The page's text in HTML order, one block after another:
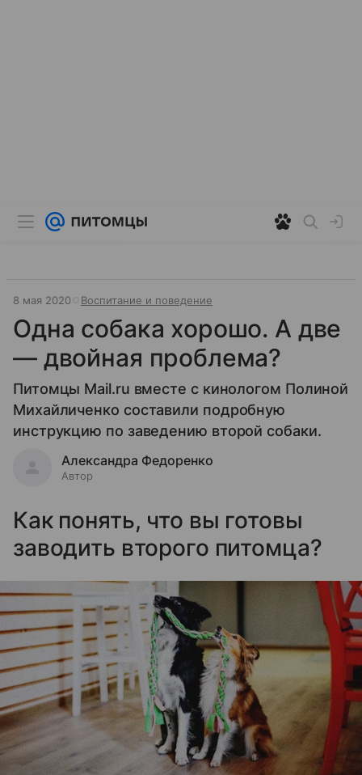
8 мая 2020 Воспитание и поведение
Одна собака хорошо. А две
— двойная проблема?
Питомцы Mail.ru вместе с кинологом Полиной
Михайличенко составили подробную
инструкцию по заведению второй собаки.
Александра Федоренко
Автор
Как понять, что вы готовы
заводить второго питомца?